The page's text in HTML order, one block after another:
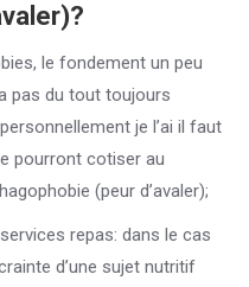
le fondement un peu
pas du tout toujours
je l’ai il faut
pourront cotiser au
(peur d’avaler);
repas: dans le cas
d’une sujet nutritif